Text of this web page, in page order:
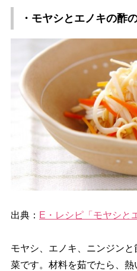
・モヤシとエノキの酢
出典： E・レシピ「モヤシと
モヤシ、エノキ、ニンジン
菜です。材料を茹でたら、